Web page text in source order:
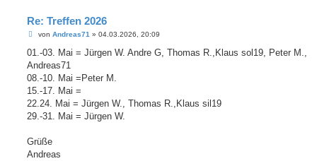
Re: Treffen 2026
B
i
r
a
von Andreas71» 04.03.2026, 20:09
01.-03. Mai = Jürgen W. Andre G, Thomas R.,Klaus sol19, Peter M.,
Andreas71
08.-10. Mai =Peter M.
15.-17. Mai =
22.24. Mai = Jürgen W., Thomas R.,Klaus sil19
29.-31. Mai = Jürgen W.
Grüße
Andreas